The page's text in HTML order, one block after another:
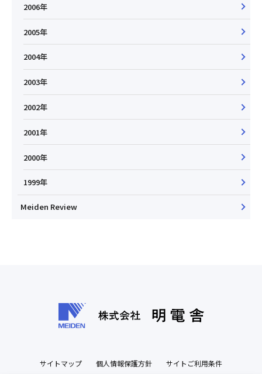
2006年
2005年
2004年
2003年
2002年
2001年
2000年
1999年
Meiden Review
サイトマップ 個人情報保護方針 サイトご利用条件